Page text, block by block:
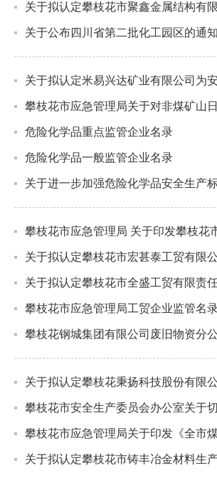
关于拟认定攀枝花市聚鑫金属结构有
关于公布四川省第二批化工园区的通知
关于拟认定米易兴达矿业有限公司为
攀枝花市应急管理局关于对非煤矿山
危险化学品重点监管企业名录
危险化学品一般监管企业名录
关于进一步加强危险化学品安全生产
攀枝花市应急管理局 关于印发攀枝花
关于拟认定攀枝花市宏甚泰工贸有限
关于拟认定攀枝花市全盛工贸有限责
攀枝花市应急管理局工贸企业监管名
攀枝花钢城集团有限公司废旧物资分
关于拟认定攀枝花秉扬科技股份有限
攀枝花市安全生产委员会办公室关于
攀枝花市应急管理局关于印发《全市
关于拟认定攀枝花市铸丰冶金材料生